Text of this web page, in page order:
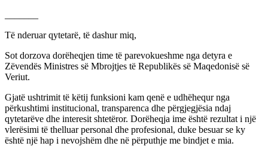
Të nderuar qytetarë, të dashur miq,
Sot dorzova dorëheqjen time të parevokueshme nga detyra e
Zëvendës Ministres së Mbrojtjes të Republikës së Maqedonisë së
Veriut.
Gjatë ushtrimit të këtij funksioni kam qenë e udhëhequr nga
përkushtimi institucional, transparenca dhe përgjegjësia ndaj
qytetarëve dhe interesit shtetëror. Dorëheqja ime është rezultat i një
vlerësimi të thelluar personal dhe profesional, duke besuar se ky
është një hap i nevojshëm dhe në përputhje me bindjet e mia.